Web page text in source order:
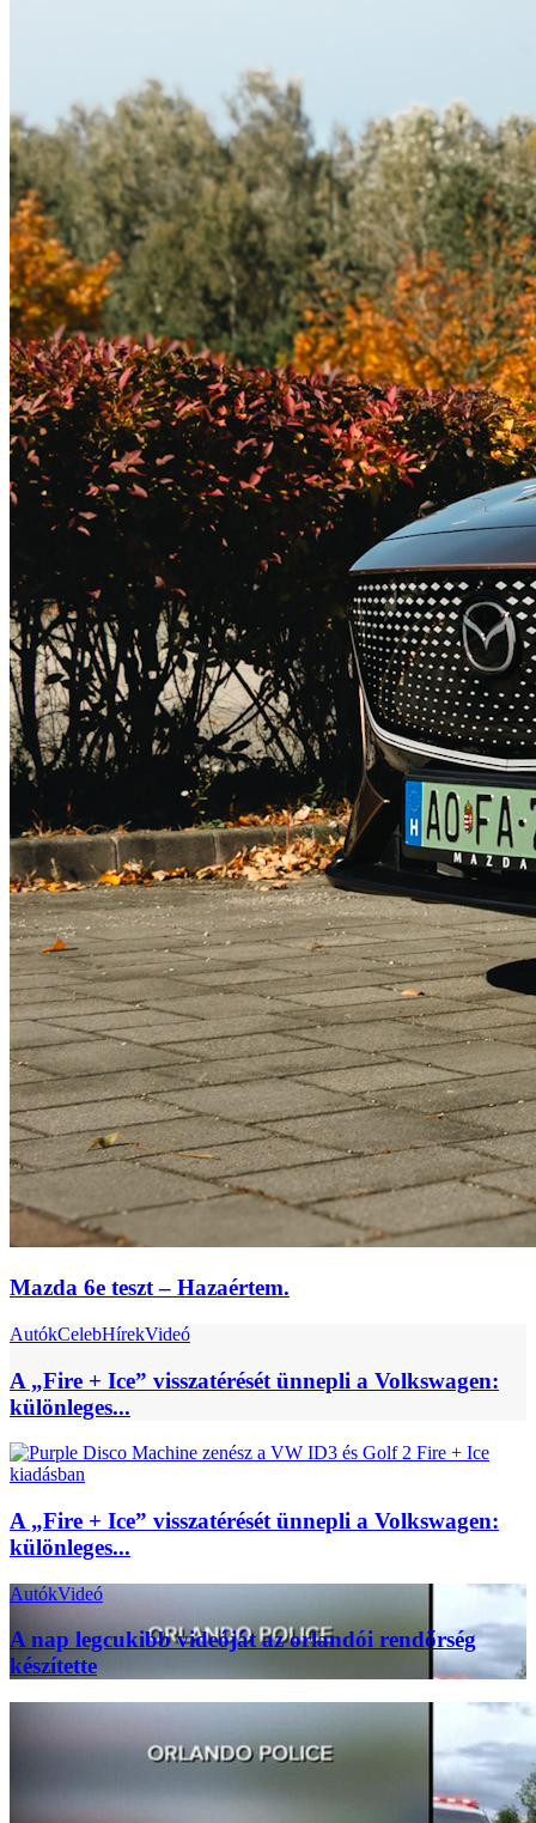
Mazda 6e teszt – Hazaértem.
AutókCelebHírekVideó
A „Fire + Ice” visszatérését ünnepli a Volkswagen:
különleges...
A „Fire + Ice” visszatérését ünnepli a Volkswagen:
különleges...
AutókVideó
A nap legcukibb videóját az orlandói rendőrség
készítette